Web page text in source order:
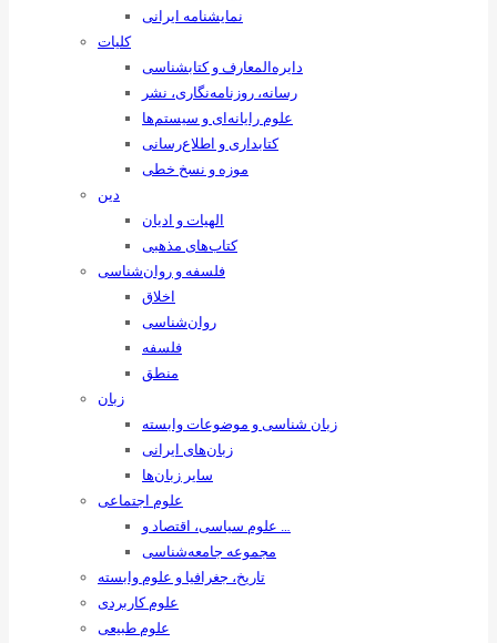
نمایشنامه ایرانی
کلیات
دایره‌المعارف و کتابشناسی
رسانه‌، روزنامه‌نگاری، نشر
علوم رایانه‌ای و سیستم‌ها
کتابداری و اطلاع‌رسانی
موزه و نسخ خطی
دین
الهیات و ادیان
کتاب‌های مذهبی
فلسفه و روان‌شناسی
اخلاق
روان‌شناسی
فلسفه
منطق
زبان
زبان ‌شناسی و موضوعات وابسته
زبان‌های ایرانی
سایر زبان‌ها
علوم اجتماعی
علوم سیاسی، اقتصاد و …
مجموعه جامعه‌شناسی
تاریخ، جغرافیا و علوم وابسته
علوم کاربردی
علوم طبیعی